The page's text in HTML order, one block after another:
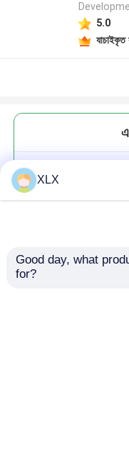
5.0
যাচাইকৃত
XLX
Good day, what
for?